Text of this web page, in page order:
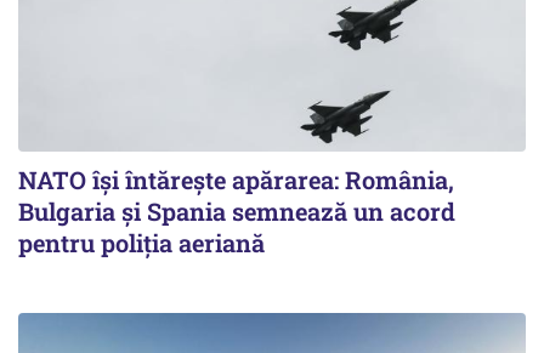
NATO își întărește apărarea: România,
Bulgaria și Spania semnează un acord
pentru poliția aeriană